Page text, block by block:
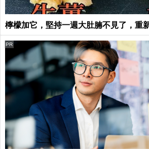
檸檬加它，堅持一週大肚腩不見了，重
PR